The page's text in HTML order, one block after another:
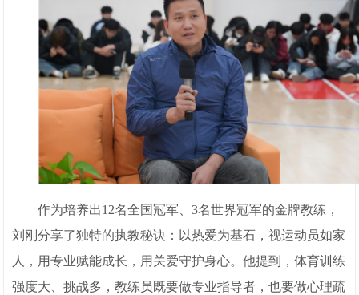
作为培养出12名全国冠军、3名世界冠军的金牌教练，
刘刚分享了独特的执教秘诀：以热爱为基石，视运动员如家
人，用专业赋能成长，用关爱守护身心。他提到，体育训练
强度大、挑战多，教练员既要做专业指导者，也要做心理疏